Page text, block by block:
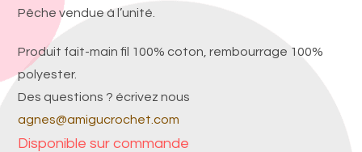
Pêche vendue à l’unité.
Produit fait-main fil 100% coton, rembourrage 100%
polyester.
Des questions ? écrivez nous
agnes@amigucrochet.com
Disponible sur commande